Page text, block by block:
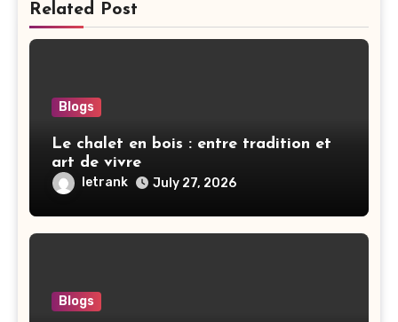
Related Post
Blogs
Le chalet en bois : entre tradition et
art de vivre
letrank July 27, 2026
Blogs